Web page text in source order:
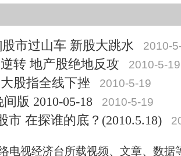
市过山车 新股大跳水 2010-
转 地产股绝地反攻 2010-5-19
股指全线下挫 2010-5-19
版 2010-05-18 2010-5-19
市 在探谁的底？(2010.5.18)
电视经济台所载视频、文章、数据